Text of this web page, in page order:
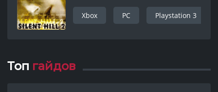
Xbox PC Playstation 3
Топ гайдов